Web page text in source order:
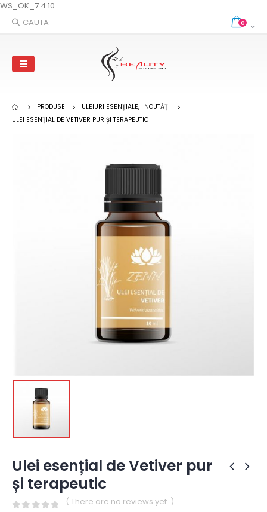
WS_OK_7.4.10
CAUTA
0
PRODUSE ULEIURI ESENȚIALE, NOUTĂȚI
ULEI ESENȚIAL DE VETIVER PUR ȘI TERAPEUTIC
Ulei esențial de Vetiver pur
și terapeutic
( There are no reviews yet. )